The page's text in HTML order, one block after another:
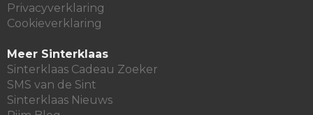
Privacyverklaring
Cookieverklaring
Meer Sinterklaas
Sinterklaas Cadeau Zoeker
SMS van de Sint
Sinterklaas Nieuws